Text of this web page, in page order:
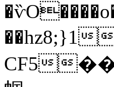
��hz8;}1
CF5